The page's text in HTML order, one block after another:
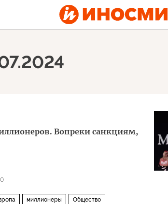
Вопреки санкциям,
миллионеры Общество